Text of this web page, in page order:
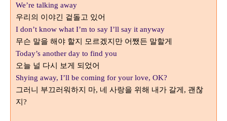
We’re talking away
우리의 이야긴 겉돌고 있어
I don’t know what I’m to say I’ll say it anyway
무슨 말을 해야 할지 모르겠지만 어쨌든 말할게
Today’s another day to find you
오늘 널 다시 보게 되었어
Shying away, I’ll be coming for your love, OK?
그러니 부끄러워하지 마, 네 사랑을 위해 내가 갈게, 괜찮
지?